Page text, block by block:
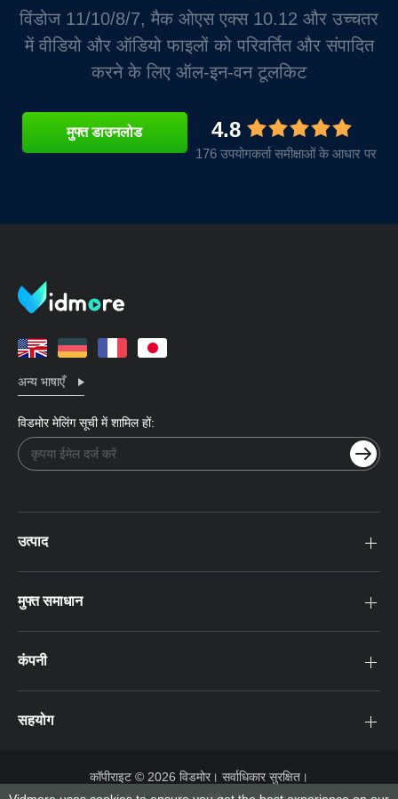
विंडोज 11/10/8/7, मैक ओएस एक्स 10.12 और उच्चतर
में वीडियो और ऑडियो फाइलों को परिवर्तित और संपादित
करने के लिए ऑल-इन-वन टूलकिट
मुफ्त डाउनलोड 4.8
176 उपयोगकर्ता समीक्षाओं के आधार पर
अन्य भाषाएँ
विडमोर मेलिंग सूची में शामिल हों:
उत्पाद
मुफ्त समाधान
कंपनी
सहयोग
कॉपीराइट © 2026 विडमोर। सर्वाधिकार सुरक्षित।